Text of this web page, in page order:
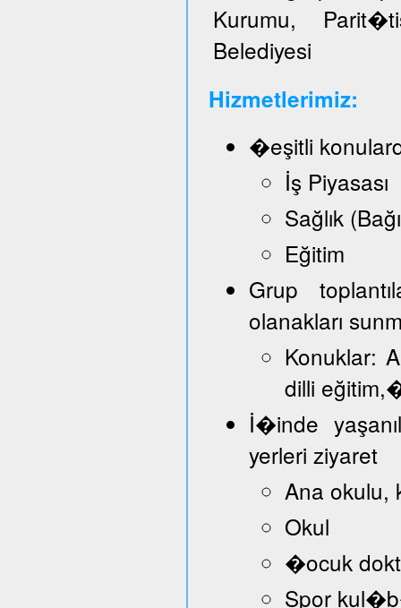
Kurumu,
Belediyesi
Hizmetlerimiz:
�eşitli
İş Piyasası
Sağlık
Eğitim
Grup
olanakları
Konuklar:
dilli
İ�inde
yerleri ziyaret
Ana okulu,
Okul
�ocuk
Spor